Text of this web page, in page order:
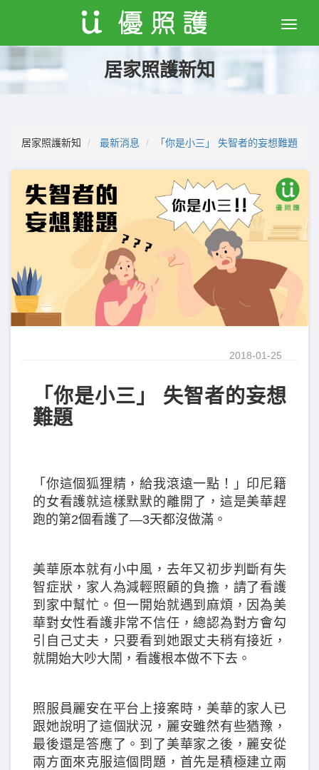
Toggle
居家照護新知
居家照護新知 最新消息 「你是小三」 失智者的妄想難題
2018-01-25
「你是小三」 失智者的妄想
難題
「你這個狐狸精，給我滾遠一點！」印尼籍
的女看護就這樣默默的離開了，這是美華趕
跑的第2個看護了—3天都沒做滿。
美華原本就有小中風，去年又初步判斷有失
智症狀，家人為減輕照顧的負擔，請了看護
到家中幫忙。但一開始就遇到麻煩，因為美
華對女性看護非常不信任，總認為對方會勾
引自己丈夫，只要看到她跟丈夫稍有接近，
就開始大吵大鬧，看護根本做不下去。
照服員麗安在平台上接案時，美華的家人已
跟她說明了這個狀況，麗安雖然有些猶豫，
最後還是答應了。到了美華家之後，麗安從
兩方面來克服這個問題，首先是積極建立兩